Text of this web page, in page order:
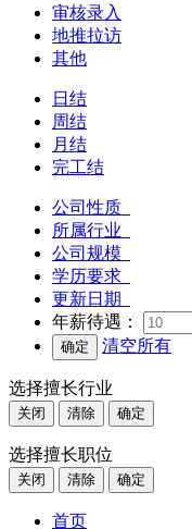
审核录入
地推拉访
其他
日结
周结
月结
完工结
公司性质
所属行业
公司规模
学历要求
更新日期
年薪待遇：
清空所有
选择擅长行业
关闭 清除 确定
选择擅长职位
关闭 清除 确定
首页